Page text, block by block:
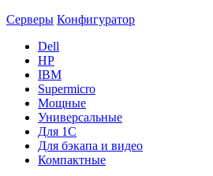
Серверы Конфигуратор
Dell
HP
IBM
Supermicro
Мощные
Универсальные
Для 1С
Для бэкапа и видео
Компактные